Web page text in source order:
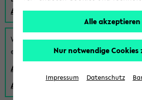
Anmeldung zum eKVV der
Wenn Sie (noch) kein Uni Login
eKVV auch über einen Gastzugang
Anmeldung über einen vorhandenen
Anlegen eines neuen Gastzugangs
Alle akzeptieren
Nur notwendige Cookies
Impressum Datenschutz